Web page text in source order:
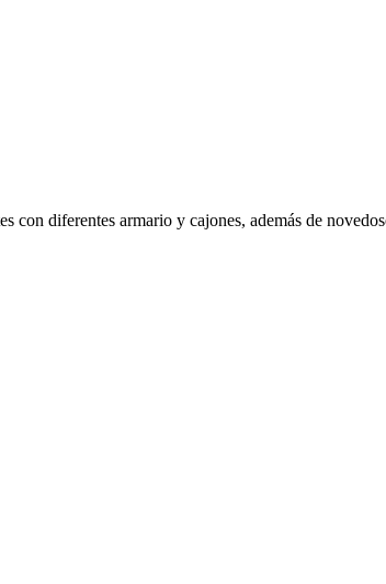
diferentes armario y cajones, además de